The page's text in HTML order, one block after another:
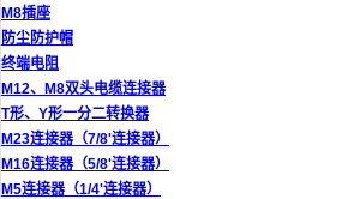
M8插座
防尘防护帽
终端电阻
M12、M8双头电缆连接器
T形、Y形一分二转换器
M23连接器（7/8'连接器）
M16连接器（5/8'连接器）
M5连接器（1/4'连接器）